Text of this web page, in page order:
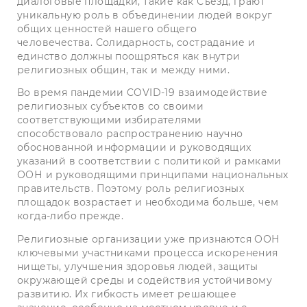
уникальную роль в объединении людей вокруг
общих ценностей нашего общего
человечества. Солидарность, сострадание и
единство должны поощряться как внутри
религиозных общин, так и между ними.
Во время пандемии COVID-19 взаимодействие
религиозных субъектов со своими
соответствующими избирателями
способствовало распространению научно
обоснованной информации и руководящих
указаний в соответствии с политикой и рамками
ООН и руководящими принципами национальных
правительств. Поэтому роль религиозных
площадок возрастает и необходима больше, чем
когда-либо прежде.
Религиозные организации уже признаются ООН
ключевыми участниками процесса искоренения
нищеты, улучшения здоровья людей, защиты
окружающей среды и содействия устойчивому
развитию. Их гибкость имеет решающее